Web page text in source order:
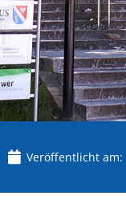
Veröffentlicht am: